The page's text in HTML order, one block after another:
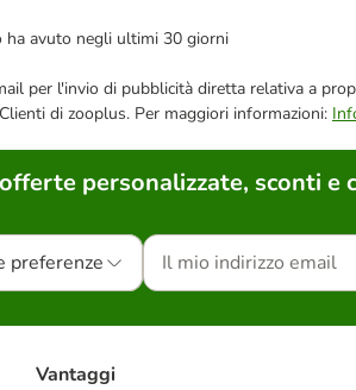
ha avuto negli ultimi 30 giorni
per l'invio di pubblicità diretta relativa a
di zooplus. Per maggiori informazioni:
personalizzate, sconti e
preferenze
Vantaggi